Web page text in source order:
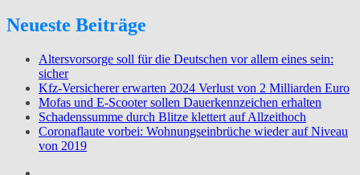
Neueste Beiträge
Altersvorsorge soll für die Deutschen vor allem eines sein:
sicher
Kfz-Versicherer erwarten 2024 Verlust von 2 Milliarden Euro
Mofas und E-Scooter sollen Dauerkennzeichen erhalten
Schadenssumme durch Blitze klettert auf Allzeithoch
Coronaflaute vorbei: Wohnungseinbrüche wieder auf Niveau
von 2019